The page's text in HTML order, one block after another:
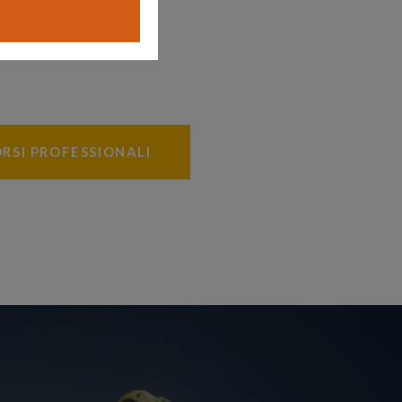
PROFESSIONALI